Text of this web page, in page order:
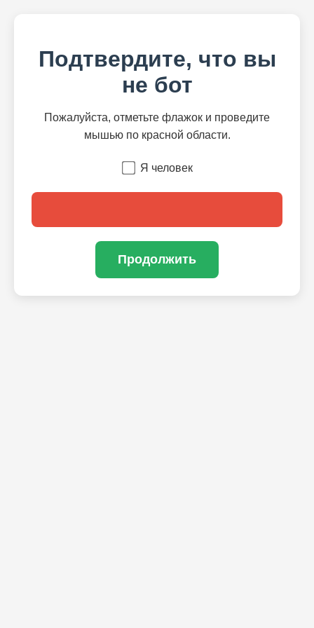
Подтвердите, что вы
не бот
Пожалуйста, отметьте флажок и проведите
мышью по красной области.
Я человек
Продолжить